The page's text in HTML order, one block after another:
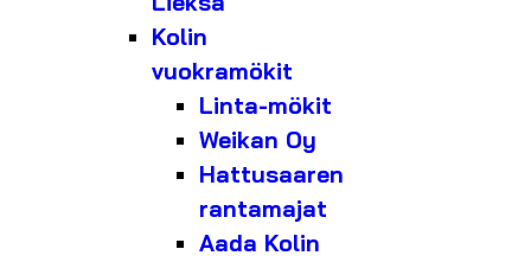
Kolin
vuokramökit
Linta-mökit
Weikan Oy
Hattusaaren
rantamajat
Aada Kolin